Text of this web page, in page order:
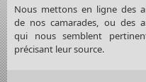
Nous mettons en ligne des
de nos camarades, ou des
qui nous semblent
précisant leur source.